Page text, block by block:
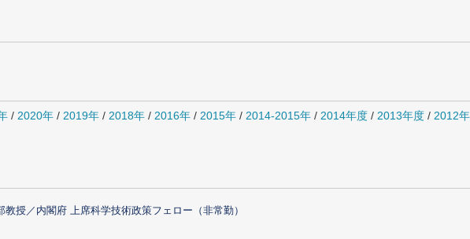
/ 2020年 / 2019年 / 2018年 / 2016年 / 2015年 / 2014-2015年 / 2014年度 / 2013年度 / 2012
教授／内閣府 上席科学技術政策フェロー（非常勤）